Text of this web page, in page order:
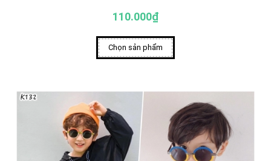
110.000₫
Chọn sản phẩm